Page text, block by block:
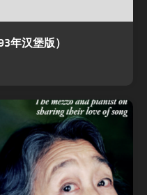
年汉堡版）